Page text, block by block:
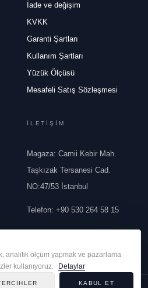
İade ve değişim
KVKK
Garanti Şartları
Kullanım Şartları
Yüzük Ölçüsü
Mesafeli Satış Sözleşmesi
İLETİŞİM
Magaza: Camii Kebir Mah.
Taşkızak Tersanesi Cad.
NO:47/53 İstanbul
Telefon: +90 530 264 58 15
analitik ölçüm yapmak ve pazarlama
kullanıyoruz.
Detaylar
KABUL ET